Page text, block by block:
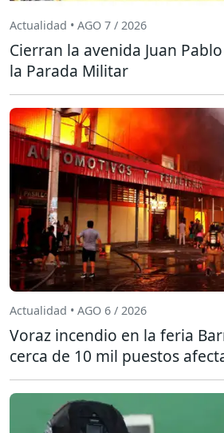
Actualidad • AGO 7 / 2026
Cierran la avenida Juan
la Parada Militar
Actualidad • AGO 6 / 2026
Voraz incendio en la feria
cerca de 10 mil puestos